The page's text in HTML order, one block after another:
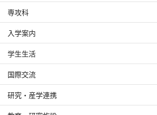
専攻科
入学案内
学生生活
国際交流
研究・産学連携